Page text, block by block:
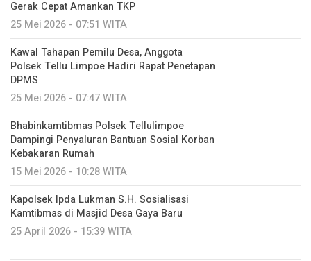
Gerak Cepat Amankan TKP
25 Mei 2026 - 07:51 WITA
Kawal Tahapan Pemilu Desa, Anggota
Polsek Tellu Limpoe Hadiri Rapat Penetapan
DPMS
25 Mei 2026 - 07:47 WITA
Bhabinkamtibmas Polsek Tellulimpoe
Dampingi Penyaluran Bantuan Sosial Korban
Kebakaran Rumah
15 Mei 2026 - 10:28 WITA
Kapolsek Ipda Lukman S.H. Sosialisasi
Kamtibmas di Masjid Desa Gaya Baru
25 April 2026 - 15:39 WITA